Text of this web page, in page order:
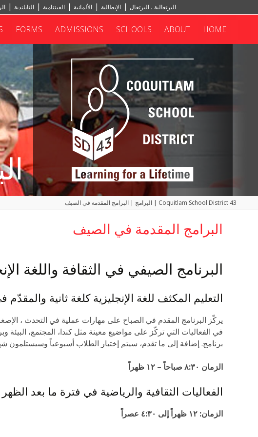
التايلندية الفيتنامية الألمانية الإيطالية
البرتغالية ، البرتغال
HOME
ABOUT
SCHOOLS
ADMISSIONS
FORMS
Coquitlam School District 43
|البرامج |البرامج المقدمة في الصيف
البرامج المقدمة في الصيف
البرنامج الصيفي في الثقافة واللغة
التعليم المكثف للغة الإنجليزية كلغة ثانية
يركّز البرنامج المقدم في الصباح على مهارات عملية في التحدث ،
في الفعاليات التي تركّز على مواضيع معينة مثل كندا، المجتمع، البيئة
برنامج. إضافة إلى ما تقدم، سيتم إختبار الطلاب أسبوعياً وسيستلمون
الزمان ٨:٣٠ صباحاً – ١٢ ظهراً
الفعاليات الثقافية والرياضية في فترة ما بعد الظهر
الزمان: ١٢ ظهراً إلى ٤:٣٠ عصراً